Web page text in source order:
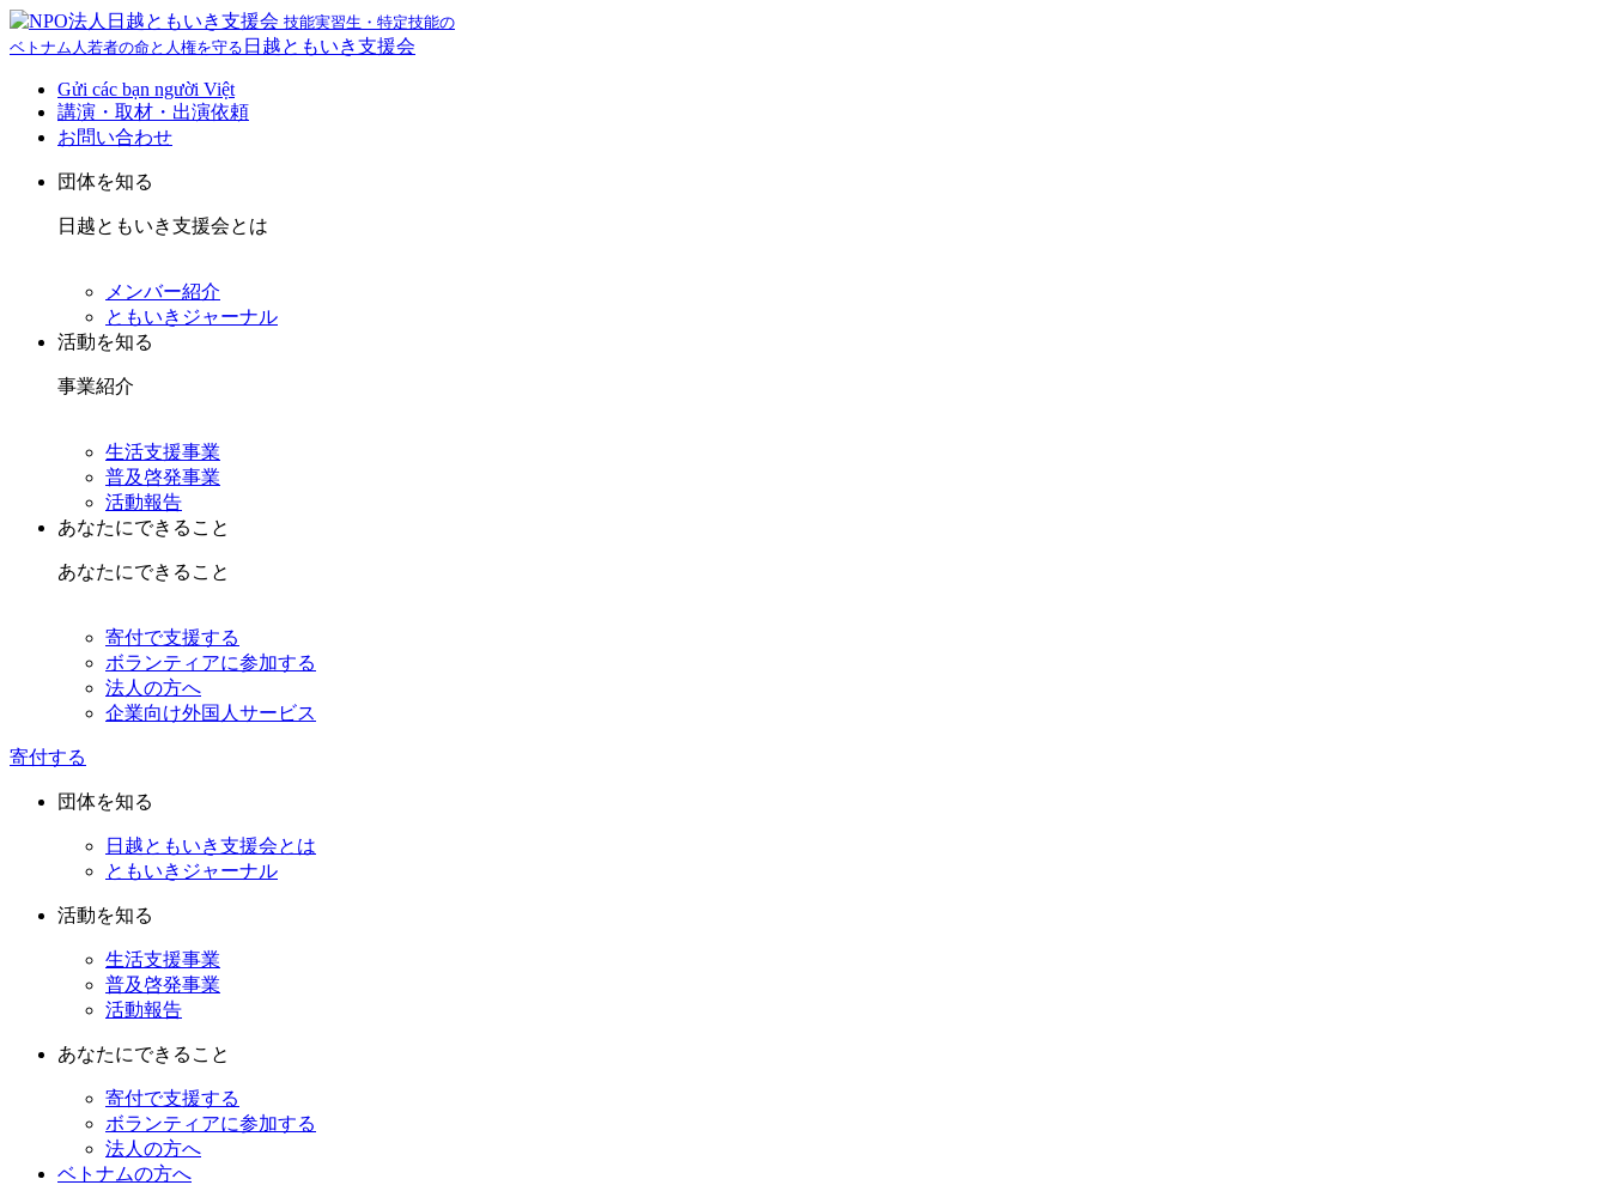
技能実習生・特定技能の
ベトナム人若者の命と人権を守る 日越ともいき支援会
Gửi các bạn người Việt
講演・取材・出演依頼
お問い合わせ
団体を知る
日越ともいき支援会とは
メンバー紹介
ともいきジャーナル
活動を知る
事業紹介
生活支援事業
普及啓発事業
活動報告
あなたにできること
あなたにできること
寄付で支援する
ボランティアに参加する
法人の方へ
企業向け外国人サービス
寄付する
団体を知る
日越ともいき支援会とは
ともいきジャーナル
活動を知る
生活支援事業
普及啓発事業
活動報告
あなたにできること
寄付で支援する
ボランティアに参加する
法人の方へ
ベトナムの方へ